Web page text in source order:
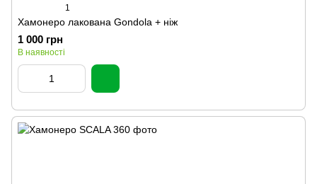
1
Хамонеро лакована Gondola + ніж
1 000 грн
В наявності